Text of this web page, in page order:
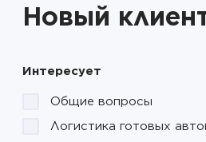
Новый
Интересует
Общие вопросы
Логистика готовых